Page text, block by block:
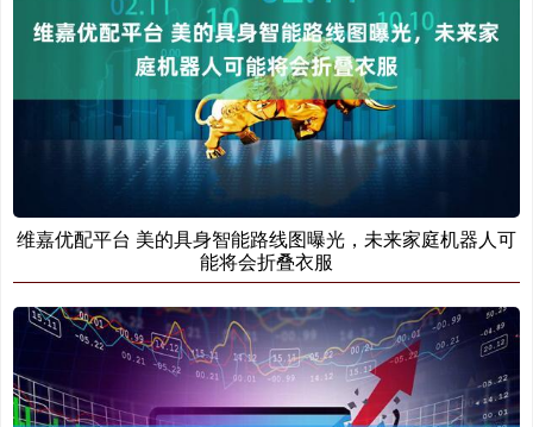
维嘉优配平台 美的具身智能路线图曝光，未来家庭机器人可
能将会折叠衣服